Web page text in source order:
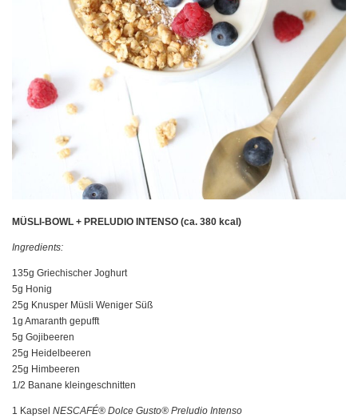
MÜSLI-BOWL + PRELUDIO INTENSO (ca. 380 kcal)
Ingredients:
135g Griechischer Joghurt
5g Honig
25g Knusper Müsli Weniger Süß
1g Amaranth gepufft
5g Gojibeeren
25g Heidelbeeren
25g Himbeeren
1/2 Banane kleingeschnitten
1 Kapsel NESCAFÉ® Dolce Gusto® Preludio Intenso